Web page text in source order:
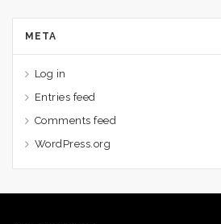
META
Log in
Entries feed
Comments feed
WordPress.org